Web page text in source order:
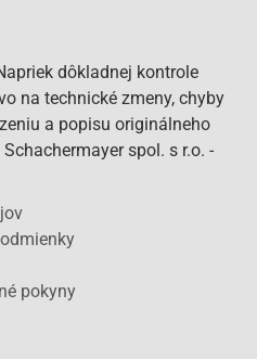
dôkladnej kontrole
na technické zmeny, chyby
a popisu originálneho
spol. s r.o. -
pokyny